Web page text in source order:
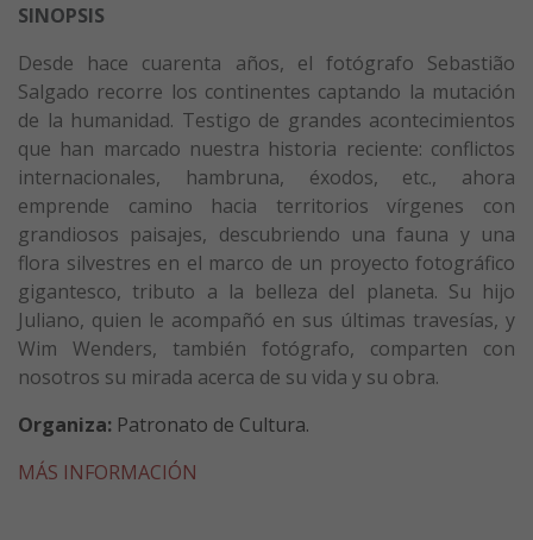
SINOPSIS
Desde hace cuarenta años, el fotógrafo Sebastião
Salgado recorre los continentes captando la mutación
de la humanidad. Testigo de grandes acontecimientos
que han marcado nuestra historia reciente: conflictos
internacionales, hambruna, éxodos, etc., ahora
emprende camino hacia territorios vírgenes con
grandiosos paisajes, descubriendo una fauna y una
flora silvestres en el marco de un proyecto fotográfico
gigantesco, tributo a la belleza del planeta. Su hijo
Juliano, quien le acompañó en sus últimas travesías, y
Wim Wenders, también fotógrafo, comparten con
nosotros su mirada acerca de su vida y su obra.
Organiza: Patronato de Cultura.
MÁS INFORMACIÓN